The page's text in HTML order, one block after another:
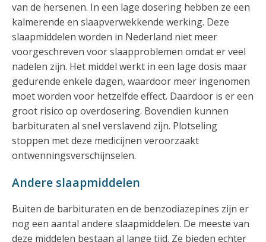
van de hersenen. In een lage dosering hebben ze een
kalmerende en slaapverwekkende werking. Deze
slaapmiddelen worden in Nederland niet meer
voorgeschreven voor slaapproblemen omdat er veel
nadelen zijn. Het middel werkt in een lage dosis maar
gedurende enkele dagen, waardoor meer ingenomen
moet worden voor hetzelfde effect. Daardoor is er een
groot risico op overdosering. Bovendien kunnen
barbituraten al snel verslavend zijn. Plotseling
stoppen met deze medicijnen veroorzaakt
ontwenningsverschijnselen.
Andere slaapmiddelen
Buiten de barbituraten en de benzodiazepines zijn er
nog een aantal andere slaapmiddelen. De meeste van
deze middelen bestaan al lange tijd. Ze bieden echter